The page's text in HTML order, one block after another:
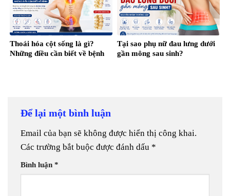
Thoái hóa cột sống là gì?
Những điều cần biết về bệnh
Tại sao phụ nữ đau lưng dưới
gần mông sau sinh?
Để lại một bình luận
Email của bạn sẽ không được hiển thị công khai.
Các trường bắt buộc được đánh dấu *
Bình luận *